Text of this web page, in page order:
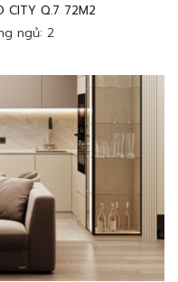
CITY Q.7 72M2
ngủ: 2